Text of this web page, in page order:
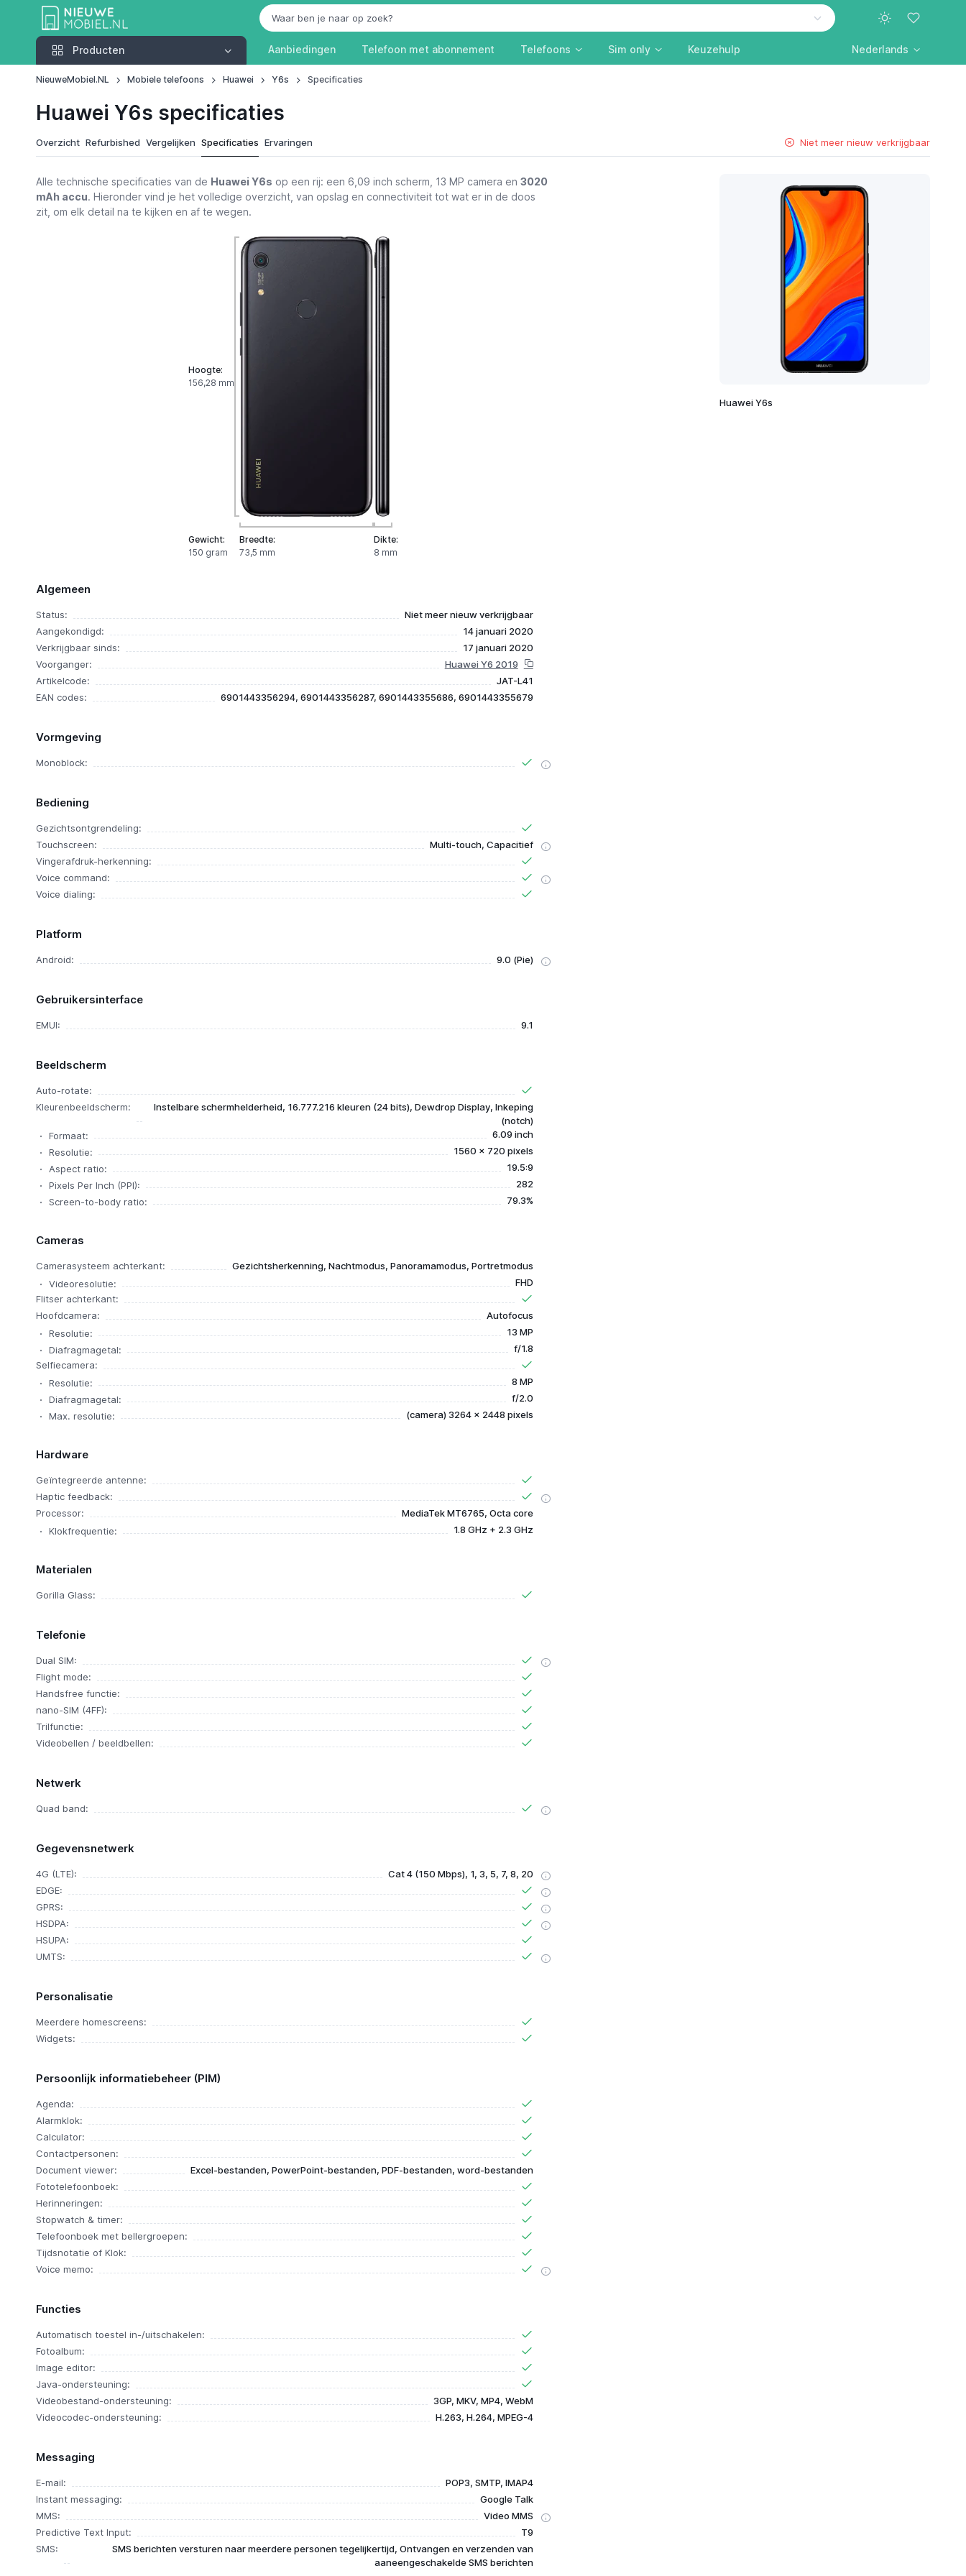
Producten
Producten Aanbiedingen Telefoon met abonnement Telefoons Sim only Keuzehulp Nederlands
NieuweMobiel.NL Mobiele telefoons Huawei Y6s Specificaties
Huawei Y6s specificaties
Overzicht Refurbished Vergelijken Specificaties Ervaringen Niet meer nieuw verkrijgbaar
Huawei Y6s
Alle technische specificaties van de Huawei Y6s op een rij: een 6,09 inch scherm, 13 MP camera en 3020
mAh accu. Hieronder vind je het volledige overzicht, van opslag en connectiviteit tot wat er in de doos
zit, om elk detail na te kijken en af te wegen.
Hoogte:
156,28 mm
Gewicht:
150 gram
Breedte:
73,5 mm
Dikte:
8 mm
Algemeen
Status:
Niet meer nieuw verkrijgbaar
Aangekondigd:
14 januari 2020
Verkrijgbaar sinds:
17 januari 2020
Voorganger:
Huawei Y6 2019
Artikelcode:
JAT-L41
EAN codes:
6901443356294, 6901443356287, 6901443355686, 6901443355679
Vormgeving
Monoblock:
Bediening
Gezichtsontgrendeling:
Touchscreen:
Multi-touch, Capacitief
Vingerafdruk-herkenning:
Voice command:
Voice dialing:
Platform
Android: 9.0 (Pie)
Gebruikersinterface
EMUI: 9.1
Beeldscherm
Auto-rotate:
Kleurenbeeldscherm:
Instelbare schermhelderheid, 16.777.216 kleuren (24 bits), Dewdrop Display, Inkeping
(notch)
Formaat:
6.09 inch
Resolutie:
1560 x 720 pixels
Aspect ratio:
19.5:9
Pixels Per Inch (PPI):
282
Screen-to-body ratio:
79.3%
Cameras
Camerasysteem achterkant:
Gezichtsherkenning, Nachtmodus, Panoramamodus, Portretmodus
Videoresolutie:
FHD
Flitser achterkant:
Hoofdcamera:
Autofocus
Resolutie:
13 MP
Diafragmagetal:
f/1.8
Selfiecamera:
Resolutie:
8 MP
Diafragmagetal:
f/2.0
Max. resolutie:
(camera) 3264 x 2448 pixels
Hardware
Geïntegreerde antenne:
Haptic feedback:
Processor:
MediaTek MT6765, Octa core
Klokfrequentie:
1.8 GHz + 2.3 GHz
Materialen
Gorilla Glass:
Telefonie
Dual SIM:
Flight mode:
Handsfree functie:
nano-SIM (4FF):
Trilfunctie:
Videobellen / beeldbellen:
Netwerk
Quad band:
Gegevensnetwerk
4G (LTE):
Cat 4 (150 Mbps), 1, 3, 5, 7, 8, 20
EDGE:
GPRS:
HSDPA:
HSUPA:
UMTS:
Personalisatie
Meerdere homescreens:
Widgets:
Persoonlijk informatiebeheer (PIM)
Agenda:
Alarmklok:
Calculator:
Contactpersonen:
Document viewer:
Excel-bestanden, PowerPoint-bestanden, PDF-bestanden, word-bestanden
Fototelefoonboek:
Herinneringen:
Stopwatch & timer:
Telefoonboek met bellergroepen:
Tijdsnotatie of Klok:
Voice memo:
Functies
Automatisch toestel in-/uitschakelen:
Fotoalbum:
Image editor:
Java-ondersteuning:
Videobestand-ondersteuning:
3GP, MKV, MP4, WebM
Videocodec-ondersteuning:
H.263, H.264, MPEG-4
Messaging
E-mail:
POP3, SMTP, IMAP4
Instant messaging:
Google Talk
MMS:
Video MMS
Predictive Text Input:
T9
SMS:
SMS berichten versturen naar meerdere personen tegelijkertijd, Ontvangen en verzenden van
aaneengeschakelde SMS berichten